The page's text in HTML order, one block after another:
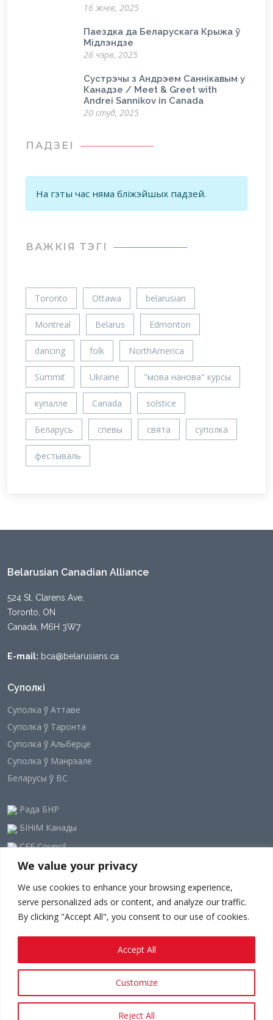
We value your privacy
We use cookies to enhance your browsing experience,
serve personalized ads or content, and analyze our traffic.
By clicking "Accept All", you consent to our use of cookies.
Customize
Reject All
Accept All
16 жнів, 2025
Паездка да Беларускага Крыжа ў
Мідлэндзе
26 чэрв, 2025
Сустрэчы з Андрэем Саннікавым у
Канадзе / Meet & Greet with
Andrei Sannikov in Canada
20 студ, 2025
ПАДЗЕІ
На гэты час няма бліжэйшых падзей.
ВАЖКIЯ ТЭГІ
Toronto Ottawa belarusian
Montreal Belarus Edmonton
dancing folk NorthAmerica
Summit Ukraine "мова нанова" курсы
купалле Canada solstice
Беларусь спевы свята суполка
фестываль
Belarusian Canadian Alliance
524 St. Clarens Ave,
Toronto, ON
Canada, M6H 3W7
E-mail: bca@belarusians.ca
Суполкі
Суполка ў Аттаве
Суполка ў Таронта
Суполка ў Альберце
Суполка ў Манрэале
Беларусы ў ВС
Рада БНР
БІНіМ Канады
CEE Council
Since 1948 - © 2023-24belarusians.ca
Палітыка прыватнасці.Ужыванне тэрмінаў.